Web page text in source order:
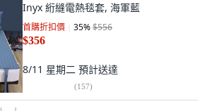
Inyx 絎縫電熱毯套, 海軍藍
首購折扣價 35%$556
$356
8/11 星期二 預計送達
(157)